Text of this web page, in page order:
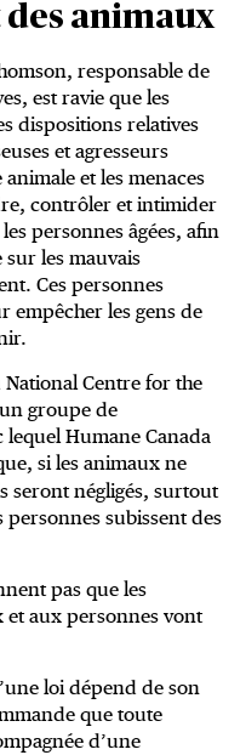
des animaux
responsable de
est ravie que les
dispositions relatives
et agresseurs
et les menaces
contrôler et intimider
personnes âgées, afin
sur les mauvais
Ces personnes
empêcher les gens de
National Centre for the
groupe de
Humane Canada
si les animaux ne
seront négligés, surtout
personnes subissent des
pas que les
et aux personnes vont
loi dépend de son
que toute
d’une